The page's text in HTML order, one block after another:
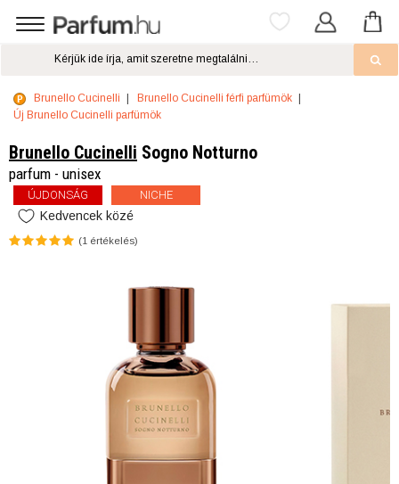
Brunello Cucinelli
Brunello Cucinelli férfi parfümök
Új Brunello Cucinelli parfümök
Brunello Cucinelli Sogno Notturno
parfum - unisex
ÚJDONSÁG NICHE
Kedvencek közé
(1 értékelés)